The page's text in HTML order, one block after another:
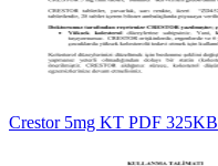
Crestor 5mg KT PDF 325KB